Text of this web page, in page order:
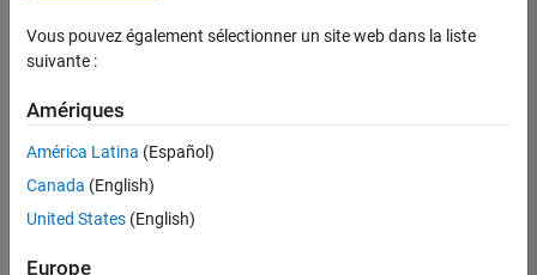
Globalisation
Gestion des programmes
Enregistrer
sélectionnées
Vous pouvez également sélectionner un site web dans la liste
suivante :
Amériques
América Latina (Español)
Canada (English)
United States (English)
Europe